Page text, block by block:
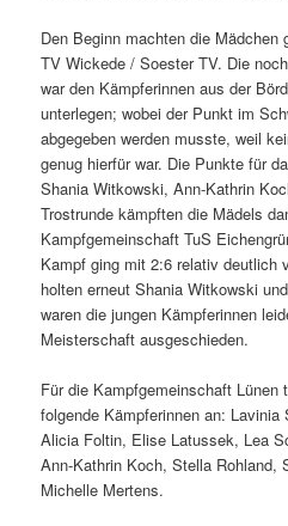
Den Beginn machten die
TV Wickede / Soester TV. Die
war den Kämpferinnen aus der
unterlegen; wobei der Punkt im
abgegeben werden musste, weil
genug hierfür war. Die Punkte für
Shania Witkowski, Ann-Kathrin
Trostrunde kämpften die Mädels
Kampfgemeinschaft TuS
Kampf ging mit 2:6 relativ deutlich
holten erneut Shania Witkowski
waren die jungen Kämpferinnen
Meisterschaft ausgeschieden.
Für die Kampfgemeinschaft Lünen
folgende Kämpferinnen an:
Alicia Foltin, Elise Latussek, Lea
Ann-Kathrin Koch, Stella Rohland,
Michelle Mertens.